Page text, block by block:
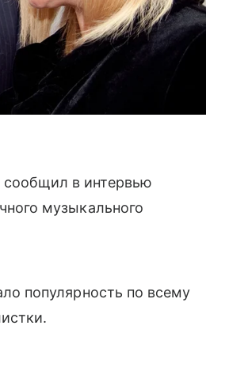
в интервью
музыкального
популярность по всему